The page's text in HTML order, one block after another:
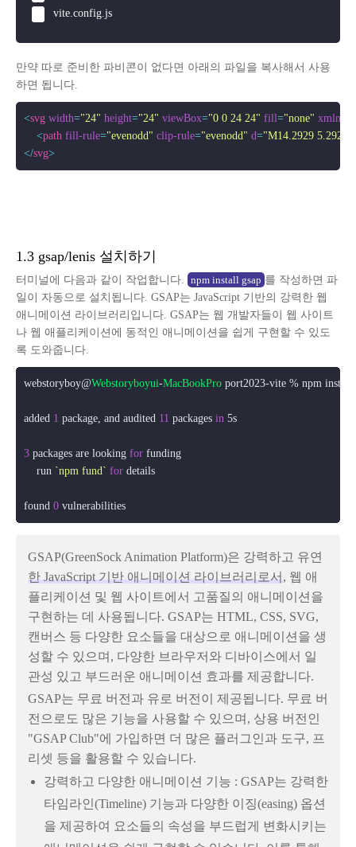
vite.config.js
만약 따로 준비한 파비콘이 없다면 아래의 파일을 복사해서 사용
하면 됩니다.
<svg width="24" height="24" viewBox="0 0 24 24" fill="none" xmlns
<path fill-rule="evenodd" clip-rule="evenodd" d="M14.2929
</svg>
1.3 gsap/lenis 설치하기
터미널에 다음과 같이 작업합니다. npm install gsap 를 작성하면 파
일이 자동으로 설치됩니다. GSAP는 JavaScript 기반의 강력한 웹
애니메이션 라이브러리입니다. GSAP는 웹 개발자들이 웹 사이트
나 웹 애플리케이션에 동적인 애니메이션을 쉽게 구현할 수 있도
록 도와줍니다.
webstoryboy@Webstoryboyui-MacBookPro port2023-vite % npm install
added 1 package, and audited 11 packages in 5s
3 packages are looking for funding
    run
`npm fund` for details
found 0
GSAP(GreenSock Animation Platform)은 강력하고 유연
한 JavaScript 기반 애니메이션 라이브러리로서 , 웹 애
플리케이션 및 웹 사이트에서 고품질의 애니메이션을
구현하는 데 사용됩니다. GSAP는 HTML, CSS, SVG,
캔버스 등 다양한 요소들을 대상으로 애니메이션을 생
성할 수 있으며, 다양한 브라우저와 디바이스에서 일
관성 있고 부드러운 애니메이션 효과를 제공합니다.
GSAP는 무료 버전과 유로 버전이 제공됩니다. 무료 버
전으로도 많은 기능을 사용할 수 있으며, 상용 버전인
"GSAP Club"에 가입하면 더 많은 플러그인과 도구, 프
리셋 등을 활용할 수 있습니다.
강력하고 다양한 애니메이션 기능 : GSAP는 강력한
타임라인(Timeline) 기능과 다양한 이징(easing) 옵션
을 제공하여 요소들의 속성을 부드럽게 변화시키는